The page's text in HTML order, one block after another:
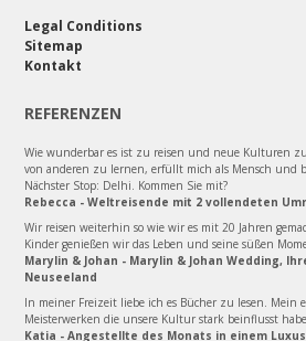
Legal Conditions
Sitemap
Kontakt
REFERENZEN
Wie wunderbar es ist zu reisen und neue Kulturen
von anderen zu lernen, erfüllt mich als Mensch und
Nächster Stop: Delhi. Kommen Sie mit?
Rebecca - Weltreisende mit 2 vollendeten
Wir reisen weiterhin so wie wir es mit 20 Jahren
Kinder genießen wir das Leben und seine süßen
Marylin & Johan - Marylin & Johan Wedding,
Neuseeland
In meiner Freizeit liebe ich es Bücher zu lesen. Mein
Meisterwerken die unsere Kultur stark beinflusst
Katia - Angestellte des Monats in einem